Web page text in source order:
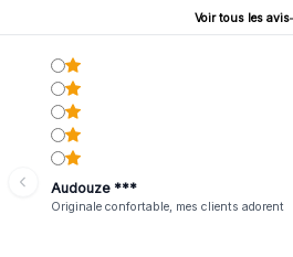
Voir tous les avis
Audouze ***
Originale confortable, mes clients adorent